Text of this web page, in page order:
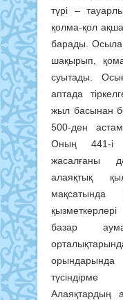
түрі –
қолма-қол
барады.
шақырып,
суытады.
аптада
жыл басынан
500-ден
Оның 441-і
жасалғаны
алаяқтық
мақсатында
базар
түсіндірме
Алаяқтардың